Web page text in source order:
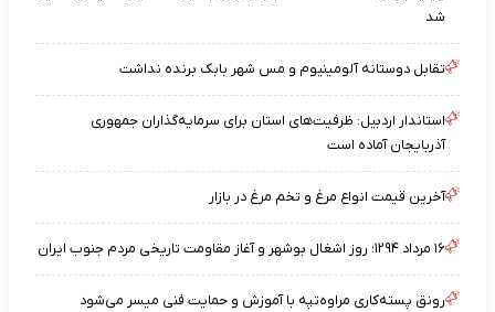
شد
تقابل دوستانه آلومینیوم و مس شهر بابک برنده نداشت
استاندار اردبیل: ظرفیت‌های استان برای سرمایه‌گذاران جمهوری
آذربایجان آماده است
آخرین قیمت انواع مرغ و تخم مرغ در بازار
۱۶ مرداد ۱۲۹۴؛ روز اشغال بوشهر و آغاز مقاومت تاریخی مردم جنوب ایران
رونق پسته‌کاری مراوه‌تپه با آموزش و حمایت فنی میسر می‌شود